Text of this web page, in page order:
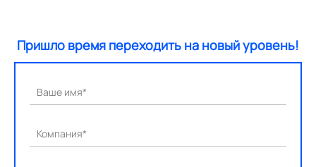
Пришло время переходить на новый уровень!
Ваше имя*
Компания*